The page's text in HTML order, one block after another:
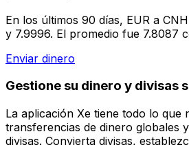
En los últimos 90 días, EUR a
y 7.9996. El promedio fue 7.8087
Enviar dinero
Gestione su dinero y divisas
La aplicación Xe tiene todo lo que
transferencias de dinero globales
divisas. Convierta divisas,